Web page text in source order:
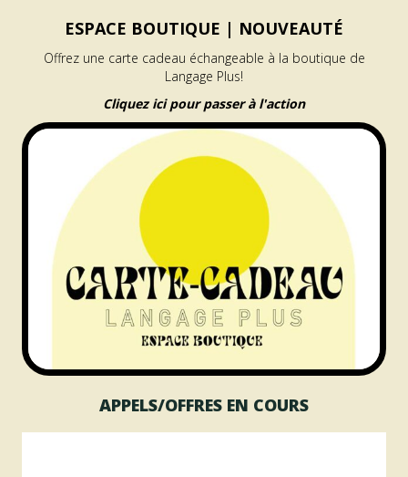
ESPACE BOUTIQUE | NOUVEAUTÉ
Offrez une carte cadeau échangeable à la boutique de
Langage Plus!
Cliquez ici pour passer à l'action
APPELS/OFFRES EN COURS